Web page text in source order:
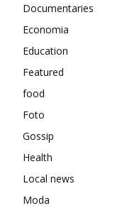
Documentaries
Economia
Education
Featured
food
Foto
Gossip
Health
Local news
Moda